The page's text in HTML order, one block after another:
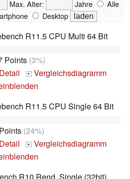
Max. Alter: Jahre
Alle
Desktop
R11.5 CPU Multi 64 Bit
Points (3%)
+ Vergleichsdiagramm
R11.5 CPU Single 64 Bit
(24%)
+ Vergleichsdiagramm